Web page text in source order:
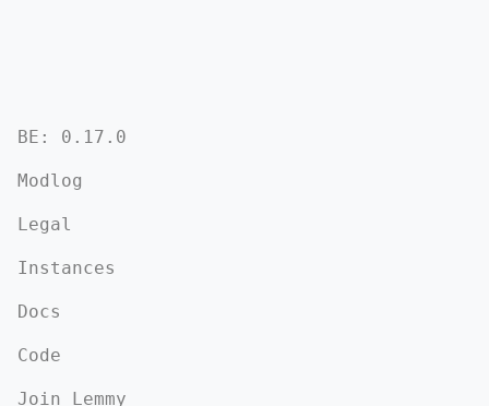
BE: 0.17.0
Modlog
Legal
Instances
Docs
Code
Join Lemmy